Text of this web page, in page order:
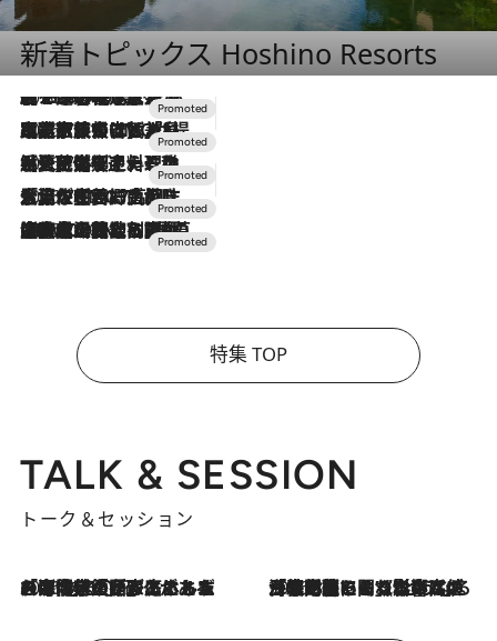
新着トピックス Hoshino Resorts
2026.8.7
【トンボの足水浴】ヒノキの香りに包まれて涼感マックス！約13℃の湧水かけ流しを避暑地「星野温泉 トンボの湯」で体験
2026.7.31
【ホテル帰省】という選択肢をOMOが提案。家族とほどよい距離を保つには「昼は実家、夜は気兼ねなくホテルで！」
2026.7.24
【夏限定ディナーコース】旬を迎える稚鮎や花ズッキーニなどをイタリア・トスカーナの郷土料理の手法で満喫！
2026.7.17
「土佐和ハーブかき氷」がOMO7高知に登場！生姜、山椒、大葉など目にも舌にも涼を呼ぶ郷土の味
2026.7.10
NEW OPEN！【界 草津】名湯の地に誕生。趣の異なる2種の温泉と上州ならではの会席・蕎麦割烹など美食を味わう究極の癒やし旅
特集 TOP
TALK & SESSION
トーク＆セッション
2026.8.3
「今後値上げがあるとすれば…」「リスクがあるのは今年の冬」エネルギー専門家が語る、ホルムズ海峡封鎖が家庭にもたらす“ある心配” 2026.8.3
「住宅建てられない…」「サーチャージ料の高値が続いている」ホルムズ海峡封鎖による影響はいつまで続く？《エネルギー専門家に聞く“どうなる日本の暮らし”》